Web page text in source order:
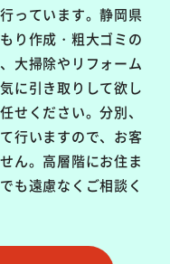
っています。静岡県
り作成・粗大ゴミの
大掃除やリフォーム
に引き取りして欲し
せください。分別、
行いますので、お客
ん。高層階にお住ま
も遠慮なくご相談く